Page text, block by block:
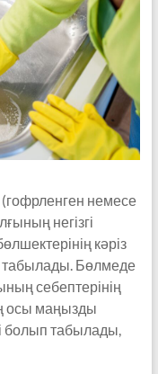
немесе
негізгі
кәріз
табылады. Бөлмеде
себептерінің
осы маңызды
болып табылады,